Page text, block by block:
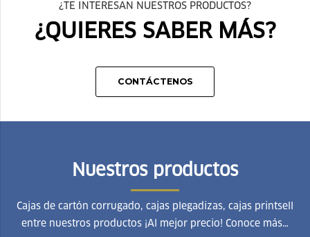
¿TE INTERESAN NUESTROS PRODUCTOS?
¿QUIERES SABER MÁS?
CONTÁCTENOS
Nuestros productos
Cajas de cartón corrugado, cajas plegadizas, cajas printsell
entre nuestros productos ¡Al mejor precio! Conoce más…